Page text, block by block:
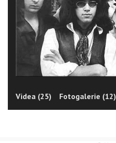
Videa (25) Fotogalerie (12)